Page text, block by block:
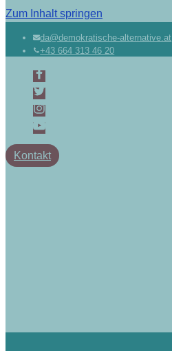
Zum Inhalt springen
da@demokratische-alternative.at
+43 664 313 46 20
Kontakt